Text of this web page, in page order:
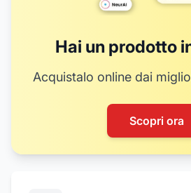
Hai un prodotto
Acquistalo online dai
Scopri ora